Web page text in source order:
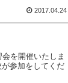
2017.04.24
を開催いたしま
参加をしてくだ